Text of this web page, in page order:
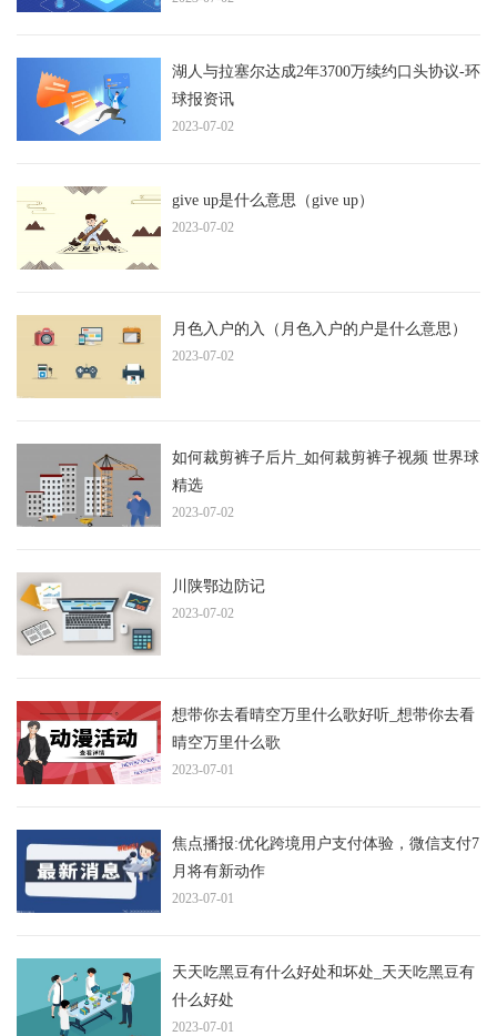
湖人与拉塞尔达成2年3700万续约口头协议-环
球报资讯
2023-07-02
give up是什么意思（give up）
2023-07-02
月色入户的入（月色入户的户是什么意思）
2023-07-02
如何裁剪裤子后片_如何裁剪裤子视频 世界球
精选
2023-07-02
川陕鄂边防记
2023-07-02
想带你去看晴空万里什么歌好听_想带你去看
晴空万里什么歌
2023-07-01
焦点播报:优化跨境用户支付体验，微信支付7
月将有新动作
2023-07-01
天天吃黑豆有什么好处和坏处_天天吃黑豆有
什么好处
2023-07-01